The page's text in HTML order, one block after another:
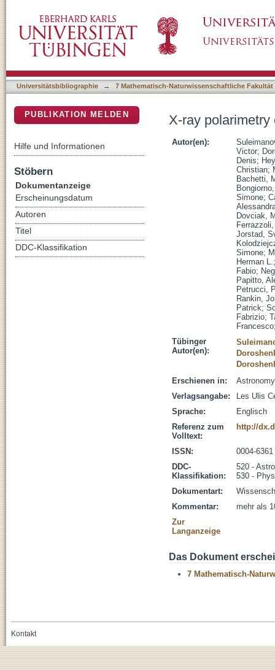
Universitätsbibliographie → 7 Mathematisch-Naturwissenschaftliche Fakultät
X-ray
Autor(en):
Victor;
Denis;
Christian;
Bachetti,
Simone;
Dovciak,
Jorstad,
Simone;
Herman L.
Fabio;
Papitto,
Petrucci,
Rankin,
Patrick;
Fabrizio;
Francesco
Tübinger
Autor(en):
Erschienen in:
Verlagsangabe:
Les Ulis
Sprache:
Englisch
Referenz zum
Volltext:
http://
ISSN:
0004-6361
DDC-
Klassifikation:
520 -
530 -
Dokumentart:
Kommentar:
mehr als
Zur
Langanzeige
Das Dokument
7 Mathematisch-
PUBLIKATION MELDEN
Hilfe und Informationen
Stöbern
Dokumentanzeige
Erscheinungsdatum
Autoren
Titel
DDC-Klassifikation
Kontakt